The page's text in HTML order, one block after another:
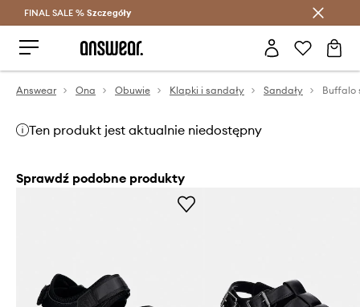
Oszczędzaj z Answear Club >
FINAL SALE % Szczegóły
Answear Ona Obuwie Klapki i sandały Sandały
Ten produkt jest aktualnie niedostępny
Sprawdź podobne produkty